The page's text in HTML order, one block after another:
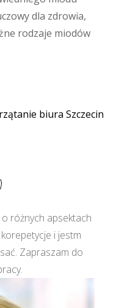
dla zdrowia,
rodzaje miodów
biura Szczecin
różnych apsektach
i jestm
Zapraszam do